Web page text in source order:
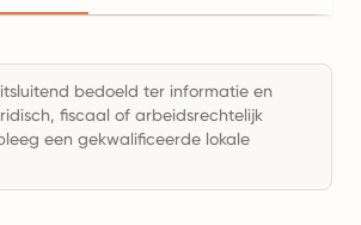
bedoeld ter informatie en
fiscaal of arbeidsrechtelijk
een gekwalificeerde lokale